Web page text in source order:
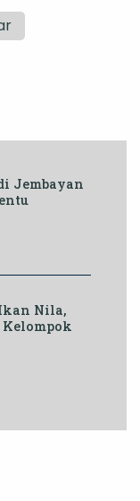
Jembayan
Nila,
Kelompok